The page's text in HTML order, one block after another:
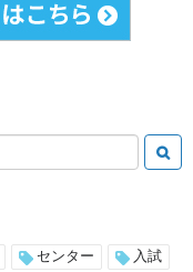
センター
入試